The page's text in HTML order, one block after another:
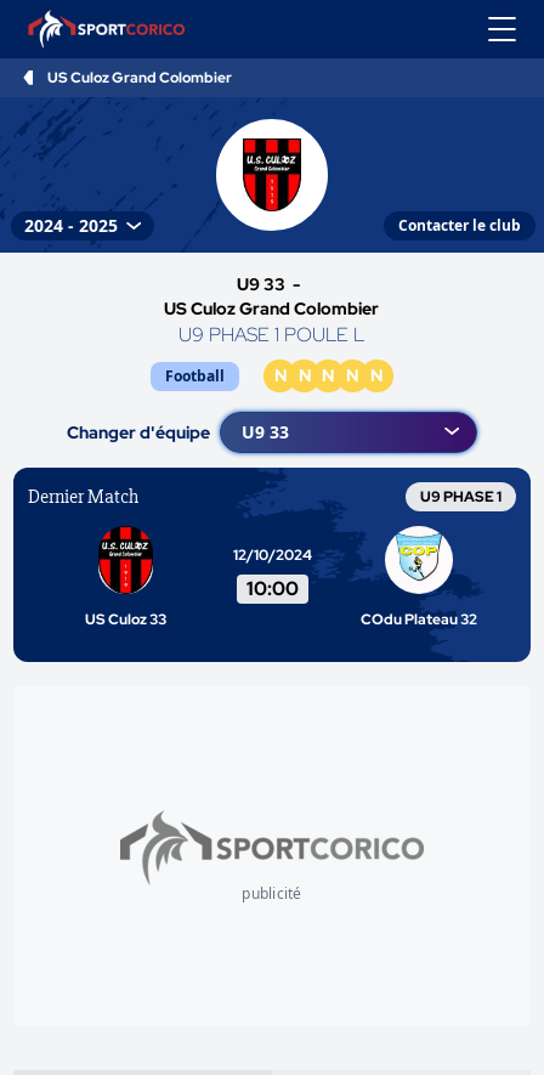
US Culoz Grand Colombier
Contacter le club
U9 33 -
US Culoz Grand Colombier
U9 PHASE 1 POULE L
Football N N N N N
Changer d'équipe
Dernier Match U9 PHASE 1
US Culoz 33
12/10/2024
10:00
COdu Plateau 32
publicité